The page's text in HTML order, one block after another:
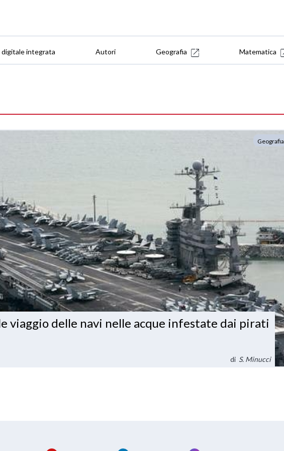
integrata Autori Geografia Matematica
Geografia
viaggio delle navi nelle acque infestate dai pirati
di S. Minucci